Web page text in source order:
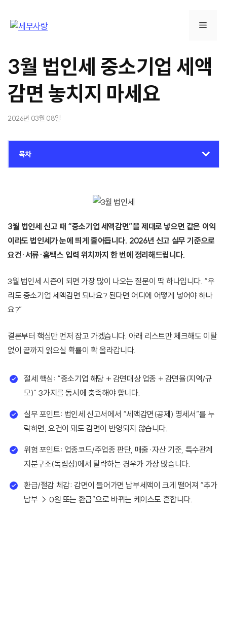
메
뉴
3월 법인세 중소기업 세액
감면 놓치지 마세요
2026년 03월 08일
목차
3월 법인세 신고 때 “중소기업 세액감면”을 제대로 넣으면 같은 이익
이라도 법인세가 눈에 띄게 줄어듭니다. 2026년 신고 실무 기준으로
요건·서류·홈택스 입력 위치까지 한 번에 정리해드립니다.
3월 법인세 시즌이 되면 가장 많이 나오는 질문이 딱 하나입니다. “우
리도 중소기업 세액감면 되나요? 된다면 어디에 어떻게 넣어야 하나
요?”
결론부터 핵심만 먼저 잡고 가겠습니다. 아래 리스트만 체크해도 이탈
없이 끝까지 읽으실 확률이 확 올라갑니다.
절세 핵심: “중소기업 해당 + 감면대상 업종 + 감면율(지역/규
모)” 3가지를 동시에 충족해야 합니다.
실무 포인트: 법인세 신고서에서 “세액감면(공제) 명세서”를 누
락하면, 요건이 돼도 감면이 반영되지 않습니다.
위험 포인트: 업종코드/주업종 판단, 매출·자산 기준, 특수관계
지분구조(독립성)에서 탈락하는 경우가 가장 많습니다.
환급/절감 체감: 감면이 들어가면 납부세액이 크게 떨어져 “추가
납부 → 0원 또는 환급”으로 바뀌는 케이스도 흔합니다.